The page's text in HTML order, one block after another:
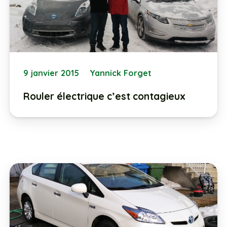
9 janvier 2015 Yannick Forget
Rouler électrique c’est contagieux